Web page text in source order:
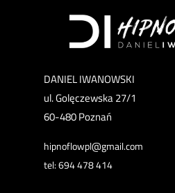
DANIEL IWANOWSKI
ul. Golęczewska 27/1
60-480 Poznań
hipnoflowpl@gmail.com
tel: 694 478 414